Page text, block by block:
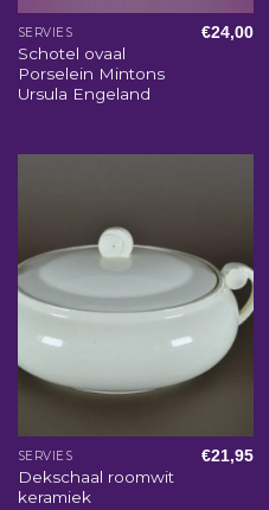
SERVIES
Schotel ovaal
Porselein Mintons
Ursula Engeland
€24,00
SERVIES
Dekschaal roomwit
keramiek
€21,95